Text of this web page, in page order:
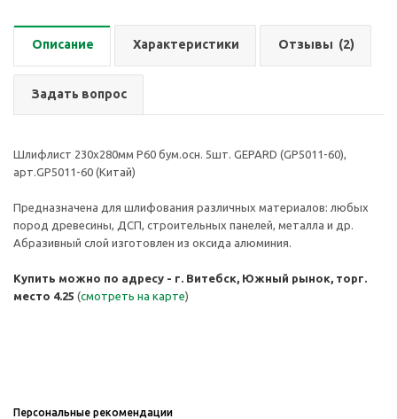
Описание Характеристики Отзывы (2)
Задать вопрос
Шлифлист 230х280мм Р60 бум.осн. 5шт. GEPARD (GP5011-60),
арт.GP5011-60 (Китай)
Предназначена для шлифования различных материалов: любых
пород древесины, ДСП, строительных панелей, металла и др.
Абразивный слой изготовлен из оксида алюминия.
Купить можно по адресу - г. Витебск, Южный рынок, торг.
место 4.25 (смотреть на карте)
Персональные рекомендации